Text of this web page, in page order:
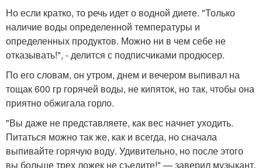
Но если кратко, то речь идет о водной диете. "Только
наличие воды определенной температуры и
определенных продуктов. Можно ни в чем себе не
отказывать!", - делится с подписчиками продюсер.
По его словам, он утром, днем и вечером выпивал на
тощак 600 гр горячей воды, не кипяток, но так, чтобы она
приятно обжигала горло.
"Вы даже не представляете, как вес начнет уходить.
Питаться можно так же, как и всегда, но сначала
выпивайте горячую воду. Удивительно, но после этого
вы больше трех ложек не съедите!" — заверил музыкант.